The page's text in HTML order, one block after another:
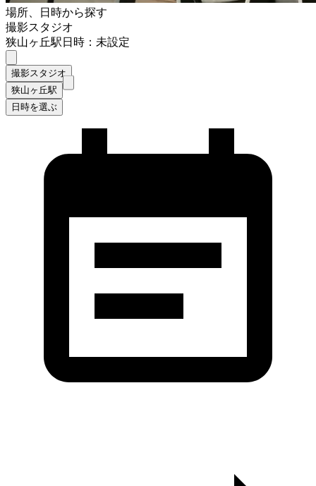
場所、日時から探す
撮影スタジオ
狭山ヶ丘駅日時：未設定
撮影スタジオ
狭山ヶ丘駅
日時を選ぶ